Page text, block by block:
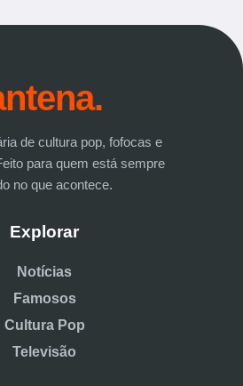
de cultura pop, fofocas e
para quem está sempre
no que acontece.
Explorar
Notícias
Famosos
Cultura Pop
Televisão